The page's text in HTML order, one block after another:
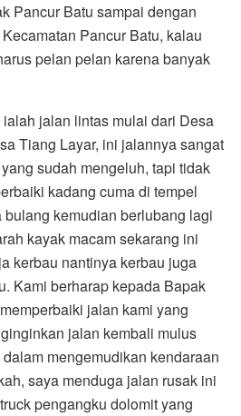
Pancur Batu sampai dengan
Pancur Batu, kalau
pelan pelan karena banyak
ialah jalan lintas mulai dari Desa
Tiang Layar, ini jalannya sangat
sudah mengeluh, tapi tidak
kadang cuma di tempel
kemudian berlubang lagi
kayak macam sekarang ini
kerbau nantinya kerbau juga
Kami berharap kepada Bapak
jalan kami yang
jalan kembali mulus
mengemudikan kendaraan
saya menduga jalan rusak ini
pengangku dolomit yang